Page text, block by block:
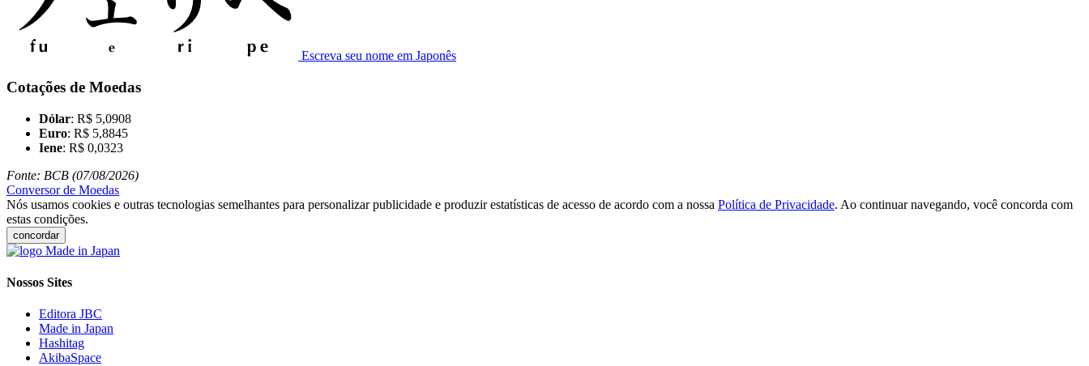
Escreva seu nome em Japonês
Cotações de Moedas
Dólar: R$ 5,0908
Euro: R$ 5,8845
Iene: R$ 0,0323
Fonte: BCB (07/08/2026)
Conversor de Moedas
Nós usamos cookies e outras tecnologias semelhantes para personalizar publicidade e produzir estatísticas de acesso de acordo com a nossa Política de Privacidade. Ao continuar navegando, você concorda com
estas condições.
concordar
Nossos Sites
Editora JBC
Made in Japan
Hashitag
AkibaSpace